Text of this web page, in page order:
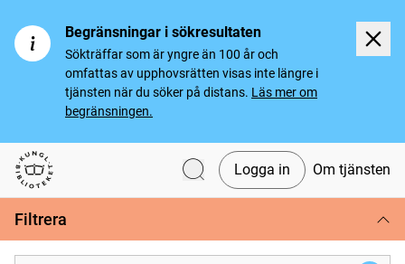
Begränsningar i sökresultaten
Sökträffar som är yngre än 100 år och
omfattas av upphovsrätten visas inte längre i
tjänsten när du söker på distans. Läs mer om
begränsningen.
Svenska tidningar
Logga in Om tjänsten
Filtrera